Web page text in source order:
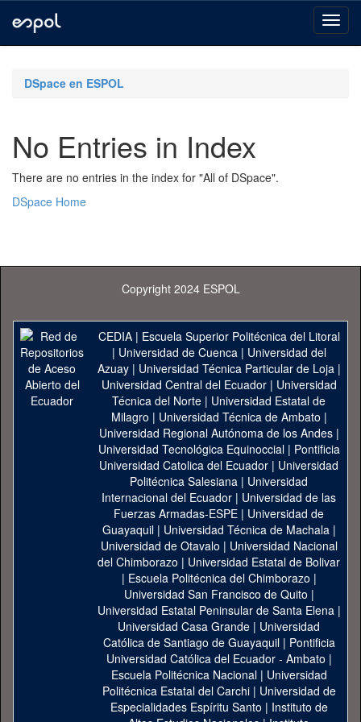
navigationDSpace en ESPOL
No Entries in Index
There are no entries in the index for "All of DSpace".
DSpace Home
Copyright 2024 ESPOL
CEDIA| Escuela Superior Politécnica del Litoral
| Universidad de Cuenca| Universidad del
Azuay| Universidad Técnica Particular de Loja|
Universidad Central del Ecuador| Universidad
Técnica del Norte | Universidad Estatal de
Milagro | Universidad Técnica de Ambato |
Universidad Regional Autónoma de los Andes|
Universidad Tecnológica Equinoccial| Pontificia
Universidad Catolica del Ecuador | Universidad
Politécnica Salesiana | Universidad
Internacional del Ecuador | Universidad de las
Fuerzas Armadas-ESPE | Universidad de
Guayaquil| Universidad Técnica de Machala|
Universidad de Otavalo | Universidad Nacional
del Chimborazo | Universidad Estatal de Bolivar
| Escuela Politécnica del Chimborazo |
Universidad San Francisco de Quito |
Universidad Estatal Peninsular de Santa Elena|
Universidad Casa Grande | Universidad
Católica de Santiago de Guayaquil| Pontificia
Universidad Católica del Ecuador - Ambato |
Escuela Politécnica Nacional| Universidad
Politécnica Estatal del Carchi| Universidad de
Especialidades Espíritu Santo | Instituto de